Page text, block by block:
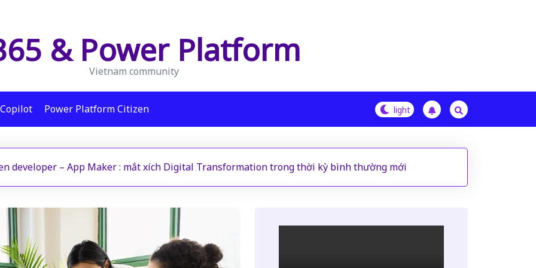
& Power Platform
Vietnam community
Copilot Power Platform Citizen
developer – App Maker : mắt xích Digital Transformation trong thời kỳ bình thường mới